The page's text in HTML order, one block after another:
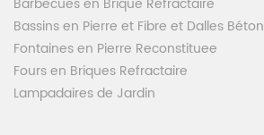
Bassins en Pierre et Fibre et Dalles Béton
Fontaines en Pierre Reconstituee
Fours en Briques Refractaire
Lampadaires de Jardin